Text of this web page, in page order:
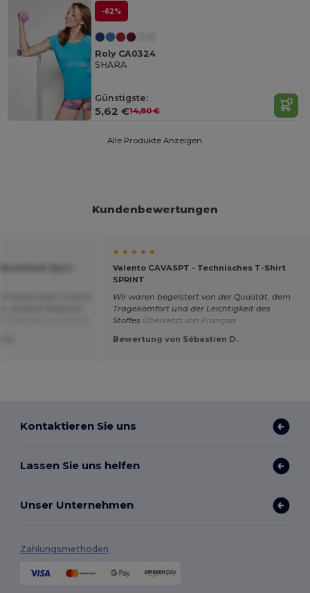
-62%
Roly CA0324
SHARA
Günstigste:
5,62 €14,80 €
Alle Produkte Anzeigen.
Kundenbewertungen
★ ★ ★ ★ ★
Valento CAVASPT - Technisches T-Shirt
SPRINT
Wir waren begeistert von der Qualität, dem
Tragekomfort und der Leichtigkeit des
Stoffes Übersetzt von Français
Bewertung von Sébastien D.
Kontaktieren Sie uns
Lassen Sie uns helfen
Unser Unternehmen
Zahlungsmethoden